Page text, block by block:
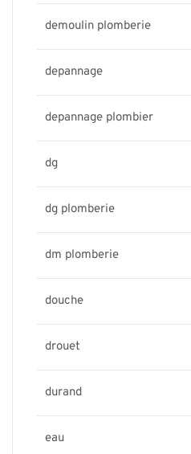
demoulin plomberie
depannage
depannage plombier
dg
dg plomberie
dm plomberie
douche
drouet
durand
eau